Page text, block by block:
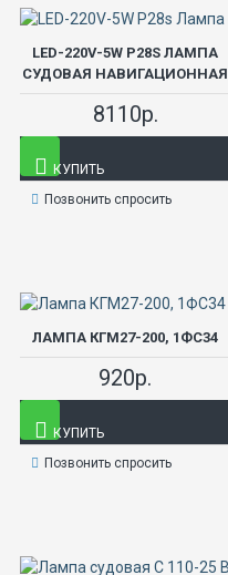
LED-220V-5W P28S ЛАМПА
СУДОВАЯ НАВИГАЦИОННАЯ
8110р.
КУПИТЬ
Позвонить спросить
ЛАМПА КГМ27-200, 1ФС34
920р.
КУПИТЬ
Позвонить спросить